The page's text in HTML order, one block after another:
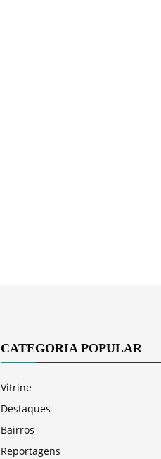
CATEGORIA POPULAR
Vitrine
Destaques
Bairros
Reportagens